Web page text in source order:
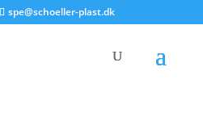
spe@schoeller-plast.dk